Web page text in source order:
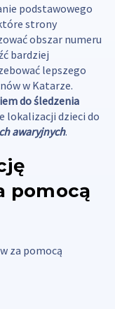
podstawowego
strony
obszar numeru
bardziej
lepszego
w Katarze.
do śledzenia
lokalizacji dzieci do
awaryjnych.
pomocą
za pomocą